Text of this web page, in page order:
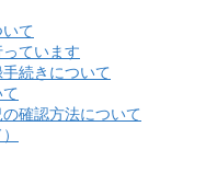
て
ています
続きについて
確認方法について